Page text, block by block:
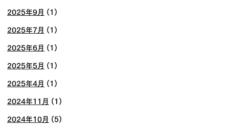
2025年9月 (1)
2025年7月 (1)
2025年6月 (1)
2025年5月 (1)
2025年4月 (1)
2024年11月 (1)
2024年10月 (5)